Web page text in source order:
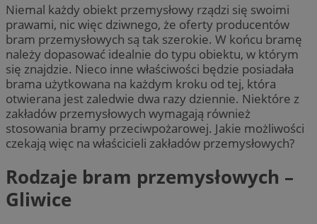
Niemal każdy obiekt przemysłowy rządzi się swoimi
prawami, nic więc dziwnego, że oferty producentów
bram przemysłowych są tak szerokie. W końcu bramę
należy dopasować idealnie do typu obiektu, w którym
się znajdzie. Nieco inne właściwości będzie posiadała
brama użytkowana na każdym kroku od tej, która
otwierana jest zaledwie dwa razy dziennie. Niektóre z
zakładów przemysłowych wymagają również
stosowania bramy przeciwpożarowej. Jakie możliwości
czekają więc na właścicieli zakładów przemysłowych?
Rodzaje bram przemysłowych –
Gliwice